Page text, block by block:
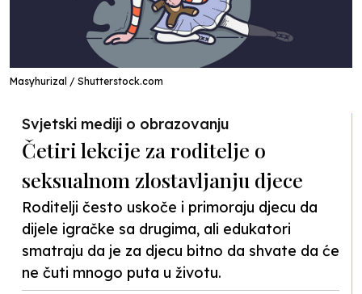
Masyhurizal / Shutterstock.com
Svjetski mediji o obrazovanju
Četiri lekcije za roditelje o
seksualnom zlostavljanju djece
Roditelji često uskoče i primoraju djecu da
dijele igračke sa drugima, ali edukatori
smatraju da je za djecu bitno da shvate da će
ne čuti mnogo puta u životu.